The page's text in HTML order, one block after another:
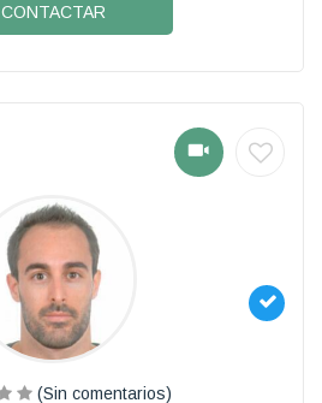
CONTACTAR
(Sin comentarios)